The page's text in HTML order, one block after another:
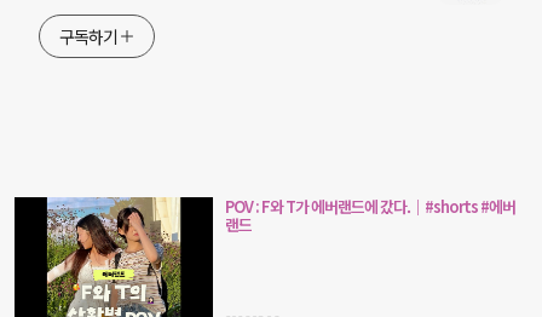
구독하기
POV : F와 T가 에버랜드에 갔다.｜#shorts #에버
랜드